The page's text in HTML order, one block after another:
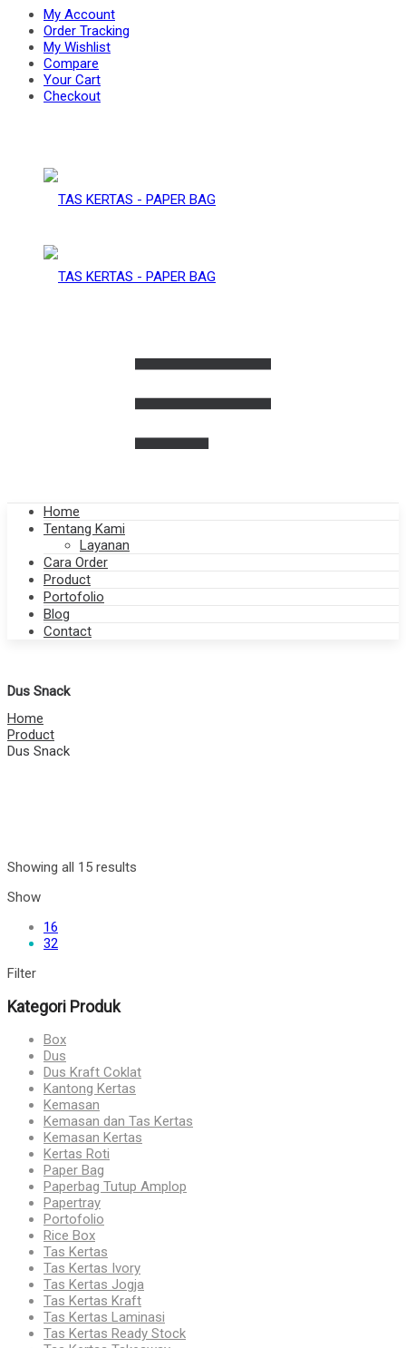
BAG
PAPER
BAG
My Account
Order Tracking
My Wishlist
Compare
Your Cart
Checkout
Home
Tentang Kami
Layanan
Cara Order
Product
Portofolio
Blog
Contact
Dus Snack
Home
Product
Dus Snack
Showing all 15 results
Show
16
32
Filter
Kategori Produk
Box
Dus
Dus Kraft Coklat
Kantong Kertas
Kemasan
Kemasan dan Tas Kertas
Kemasan Kertas
Kertas Roti
Paper Bag
Paperbag Tutup Amplop
Papertray
Portofolio
Rice Box
Tas Kertas
Tas Kertas Ivory
Tas Kertas Jogja
Tas Kertas Kraft
Tas Kertas Laminasi
Tas Kertas Ready Stock